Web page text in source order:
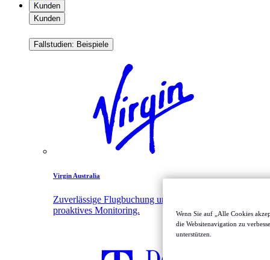
Kunden
Kunden
Fallstudien: Beispiele
Virgin Australia
Zuverlässige Flugbuchung und App-Performance durch
proaktives Monitoring.
Wenn Sie auf „Alle Cookies
die Websitenavigation zu
unterstützen.